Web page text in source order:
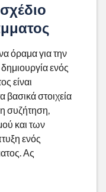
όραμα για την
ενός
είναι
βασικά στοιχεία
συζήτηση,
και των
ενός
Ας